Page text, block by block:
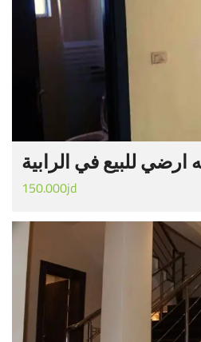
للبيع في الرابية
150.000jd